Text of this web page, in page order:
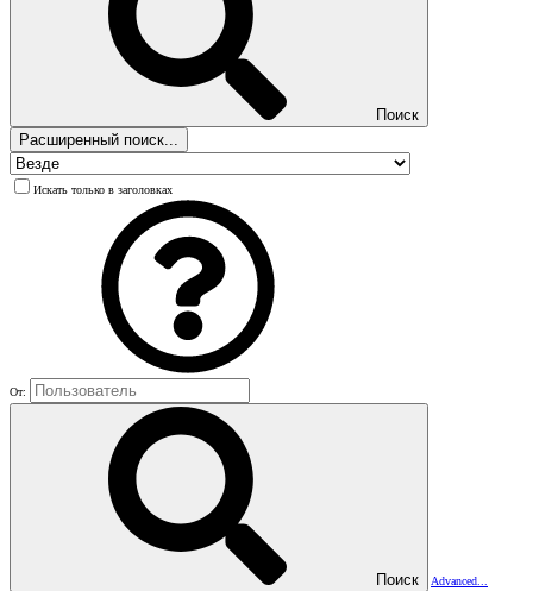
Поиск
Расширенный поиск...
Искать только в заголовках
От:
Поиск
Advanced...